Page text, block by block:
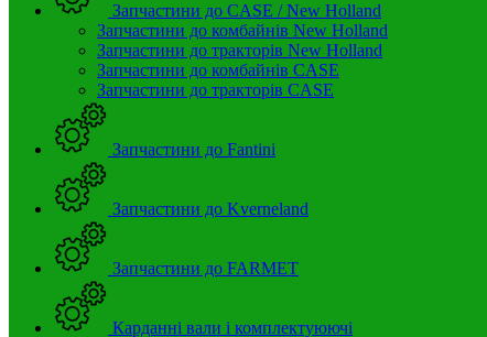
Запчастини до CASE / New Holland
Запчастини до комбайнів New Holland
Запчастини до тракторів New Holland
Запчастини до комбайнів CASE
Запчастини до тракторів CASE
Запчастини до Fantini
Запчастини до Kverneland
Запчастини до FARMET
Карданні вали і комплектуюючі